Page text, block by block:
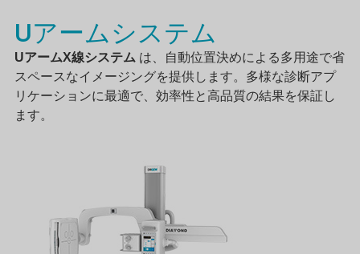
Uアームシステム
UアームX線システム は、自動位置決めによる多用途で省
スペースなイメージングを提供します。多様な診断アプ
リケーションに最適で、効率性と高品質の結果を保証し
ます。